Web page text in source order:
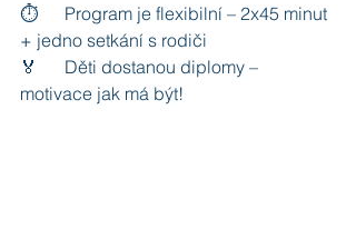
⏱️ 	Program je flexibilní – 2x45 minut
+ jedno setkání s rodiči
🏅 	Děti dostanou diplomy –
motivace jak má být!